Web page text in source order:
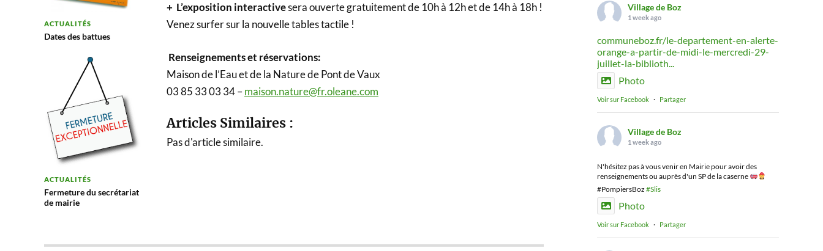
ACTUALITÉS
Dates des battues
ACTUALITÉS
Fermeture du secrétariat
de mairie
+ L’exposition interactivesera ouverte gratuitement de 10h à 12h et de 14h à 18h !
Venez surfer sur la nouvelle tables tactile !
Renseignements et réservations:
Maison de l’Eau et de la Nature de Pont de Vaux
03 85 33 03 34 –maison.nature@fr.oleane.com
Articles Similaires :
Pas d'article similaire.
Village de Boz
1 week ago
communeboz.fr/le-departement-en-alerte-
orange-a-partir-de-midi-le-mercredi-29-
juillet-la-biblioth...
Photo
Voir sur Facebook · Partager
Village de Boz
1 week ago
N'hésitez pas à vous venir en Mairie pour avoir des
renseignements ou auprès d'un SP de la caserne
#PompiersBoz #Slis
Photo
Voir sur Facebook · Partager